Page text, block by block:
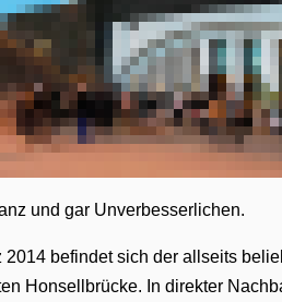
und gar Unverbesserlichen.
2014 befindet sich der allseits
Honsellbrücke. In direkter